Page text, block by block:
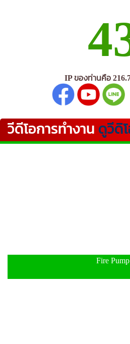
IP ของท่านคือ
วีดีโอการทำงาน ดูวีดิ
Fire Pump